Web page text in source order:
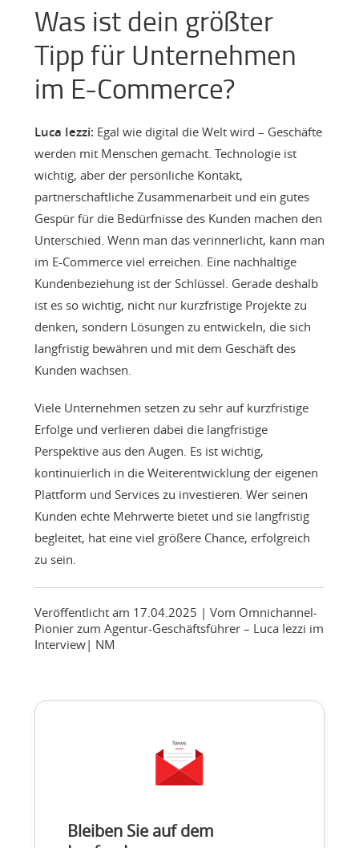
Was ist dein größter
Tipp für Unternehmen
im E-Commerce?
Luca Iezzi: Egal wie digital die Welt wird – Geschäfte
werden mit Menschen gemacht. Technologie ist
wichtig, aber der persönliche Kontakt,
partnerschaftliche Zusammenarbeit und ein gutes
Gespür für die Bedürfnisse des Kunden machen den
Unterschied. Wenn man das verinnerlicht, kann man
im E-Commerce viel erreichen. Eine nachhaltige
Kundenbeziehung ist der Schlüssel. Gerade deshalb
ist es so wichtig, nicht nur kurzfristige Projekte zu
denken, sondern Lösungen zu entwickeln, die sich
langfristig bewähren und mit dem Geschäft des
Kunden wachsen.
Viele Unternehmen setzen zu sehr auf kurzfristige
Erfolge und verlieren dabei die langfristige
Perspektive aus den Augen. Es ist wichtig,
kontinuierlich in die Weiterentwicklung der eigenen
Plattform und Services zu investieren. Wer seinen
Kunden echte Mehrwerte bietet und sie langfristig
begleitet, hat eine viel größere Chance, erfolgreich
zu sein.
Veröffentlicht am 17.04.2025 | Vom Omnichannel-
Pionier zum Agentur-Geschäftsführer – Luca Iezzi im
Interview| NM
Bleiben Sie auf dem